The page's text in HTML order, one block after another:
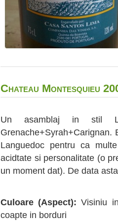
Chateau Montesquieu
Un asamblaj in stil
Grenache+Syrah+Carignan.
Languedoc pentru ca
acidtate si personalitate (o
un moment dat). De data
Culoare (Aspect): Visiniu
coapte in borduri